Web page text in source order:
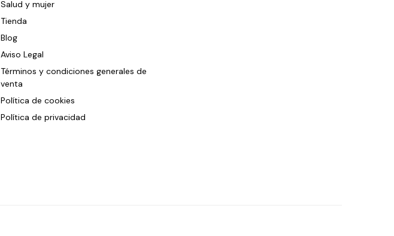
Salud y mujer
Tienda
Blog
Aviso Legal
Términos y condiciones generales de
venta
Política de cookies
Política de privacidad